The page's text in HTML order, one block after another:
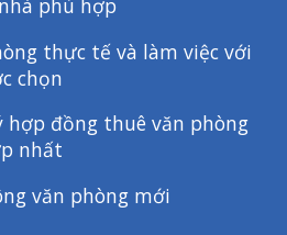
phù hợp
thực tế và làm việc với
chọn
hợp đồng thuê văn phòng
nhất
văn phòng mới